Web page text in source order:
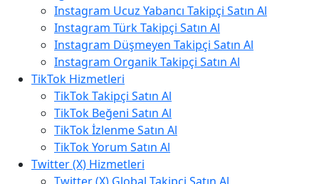
Instagram Ucuz Yabancı Takipçi Satın Al
Instagram Türk Takipçi Satın Al
Instagram Düşmeyen Takipçi Satın Al
Instagram Organik Takipçi Satın Al
TikTok Hizmetleri
TikTok Takipçi Satın Al
TikTok Beğeni Satın Al
TikTok İzlenme Satın Al
TikTok Yorum Satın Al
Twitter (X) Hizmetleri